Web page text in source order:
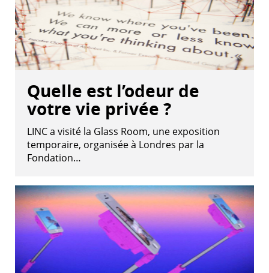
Quelle est l’odeur de
votre vie privée ?
LINC a visité la Glass Room, une exposition
temporaire, organisée à Londres par la
Fondation…